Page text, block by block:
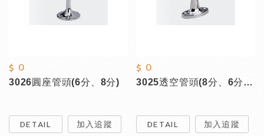
$ 0
3026圓座管頭(6分、8分)
DETAIL 加入追蹤
$ 0
3025透空管頭(8分、6分、5分)
DETAIL 加入追蹤